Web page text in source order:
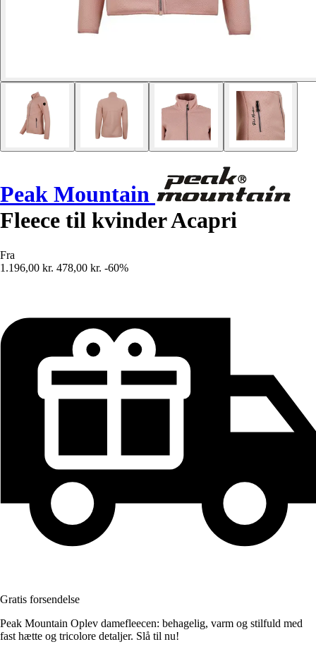
Peak Mountain
Fleece til kvinder Acapri
Fra
1.196,00 kr. 478,00 kr. -60%
Gratis forsendelse
Peak Mountain Oplev damefleecen: behagelig, varm og stilfuld med
fast hætte og tricolore detaljer. Slå til nu!